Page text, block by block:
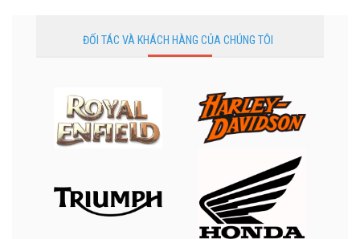
ĐỐI TÁC VÀ KHÁCH HÀNG CỦA CHÚNG TÔI